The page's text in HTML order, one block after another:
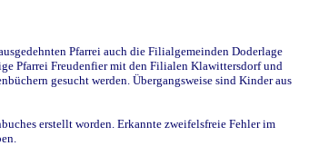
Pfarrei auch die Filialgemeinden Doderlage
Pfarrei Freudenfier mit den Filialen Klawittersdorf und
gesucht werden. Übergangsweise sind Kinder aus
erstellt worden. Erkannte zweifelsfreie Fehler im